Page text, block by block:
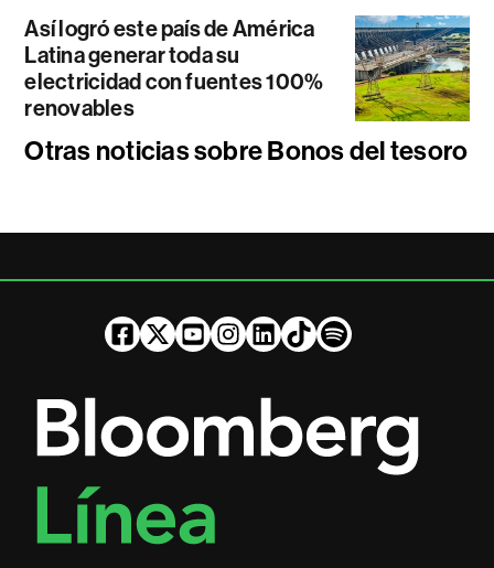
Así logró este país de América
Latina generar toda su
electricidad con fuentes 100%
renovables
Otras noticias sobre Bonos del tesoro